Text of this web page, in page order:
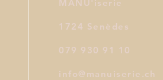
MANU'iserie
1724 Senèdes
079 930 91 10
info@manuiserie.ch